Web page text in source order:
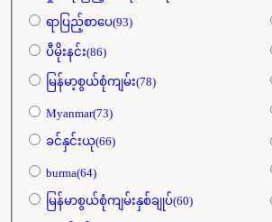
ရာပြည့်စာပေ(93)
ပီမိုးနင်း(86)
မြန်မာ့စွယ်စုံကျမ်း(78)
Myanmar(73)
ခင်နှင်းယု(66)
burma(64)
မြန်မာစွယ်စုံကျမ်းနှစ်ချုပ်(60)